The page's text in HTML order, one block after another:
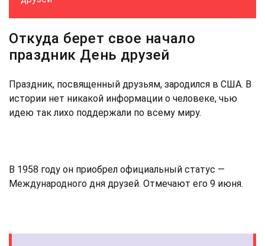
Откуда берет свое начало
праздник День друзей
Праздник, посвященный друзьям, зародился в США. В
истории нет никакой информации о человеке, чью
идею так лихо поддержали по всему миру.
В 1958 году он приобрел официальный статус —
Международного дня друзей. Отмечают его 9 июня.